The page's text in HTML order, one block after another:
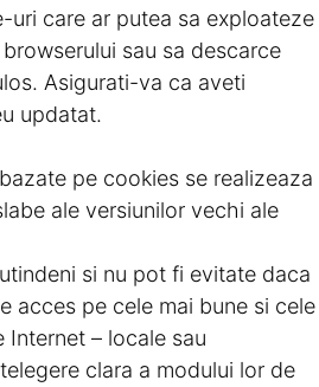
uri care ar putea sa exploateze
sau sa descarce
Asigurati-va ca aveti
updatat.
pe cookies se realizeaza
ale versiunilor vechi ale
si nu pot fi evitate daca
acces pe cele mai bune si cele
Internet – locale sau
clara a modului lor de